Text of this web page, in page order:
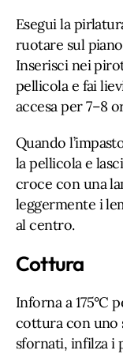
Esegui la
ruotare sul
Inserisci nei
pellicola e fai
accesa per 7–8
Quando
la pellicola e
croce con una
leggermente i
al centro.
Cottura
Inforna a 175°C
cottura con uno
sfornati, infilza i